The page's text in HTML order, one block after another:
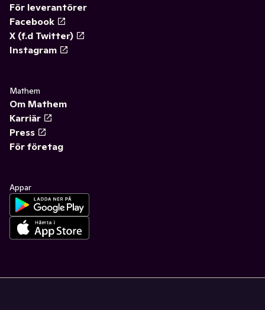
För leverantörer
Facebook
X (f.d Twitter)
Instagram
Mathem
Om Mathem
Karriär
Press
För företag
Appar